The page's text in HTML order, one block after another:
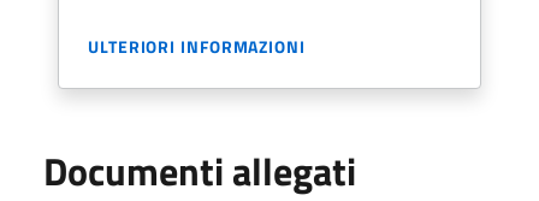
ULTERIORI INFORMAZIONI
Documenti allegati